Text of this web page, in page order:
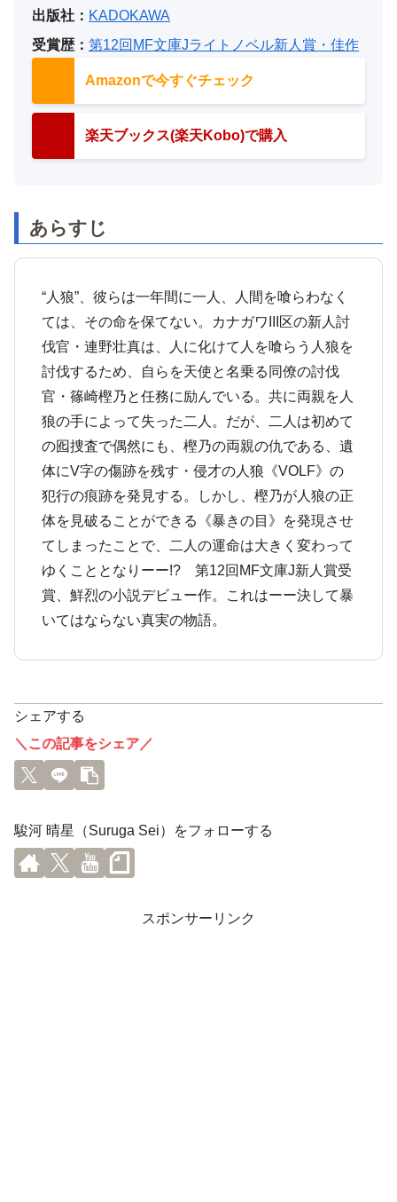
出版社： KADOKAWA
受賞歴： 第12回MF文庫Jライトノベル新人賞・佳作
Amazonで今すぐチェック
楽天ブックス(楽天Kobo)で購入
あらすじ
“人狼”、彼らは一年間に一人、人間を喰らわなく
ては、その命を保てない。カナガワIII区の新人討
伐官・連野壮真は、人に化けて人を喰らう人狼を
討伐するため、自らを天使と名乗る同僚の討伐
官・篠崎樫乃と任務に励んでいる。共に両親を人
狼の手によって失った二人。だが、二人は初めて
の囮捜査で偶然にも、樫乃の両親の仇である、遺
体にV字の傷跡を残す・侵才の人狼《VOLF》の
犯行の痕跡を発見する。しかし、樫乃が人狼の正
体を見破ることができる《暴きの目》を発現させ
てしまったことで、二人の運命は大きく変わって
ゆくこととなりーー!? 第12回MF文庫J新人賞受
賞、鮮烈の小説デビュー作。これはーー決して暴
いてはならない真実の物語。
シェアする
＼この記事をシェア／
駿河 晴星（Suruga Sei）をフォローする
スポンサーリンク